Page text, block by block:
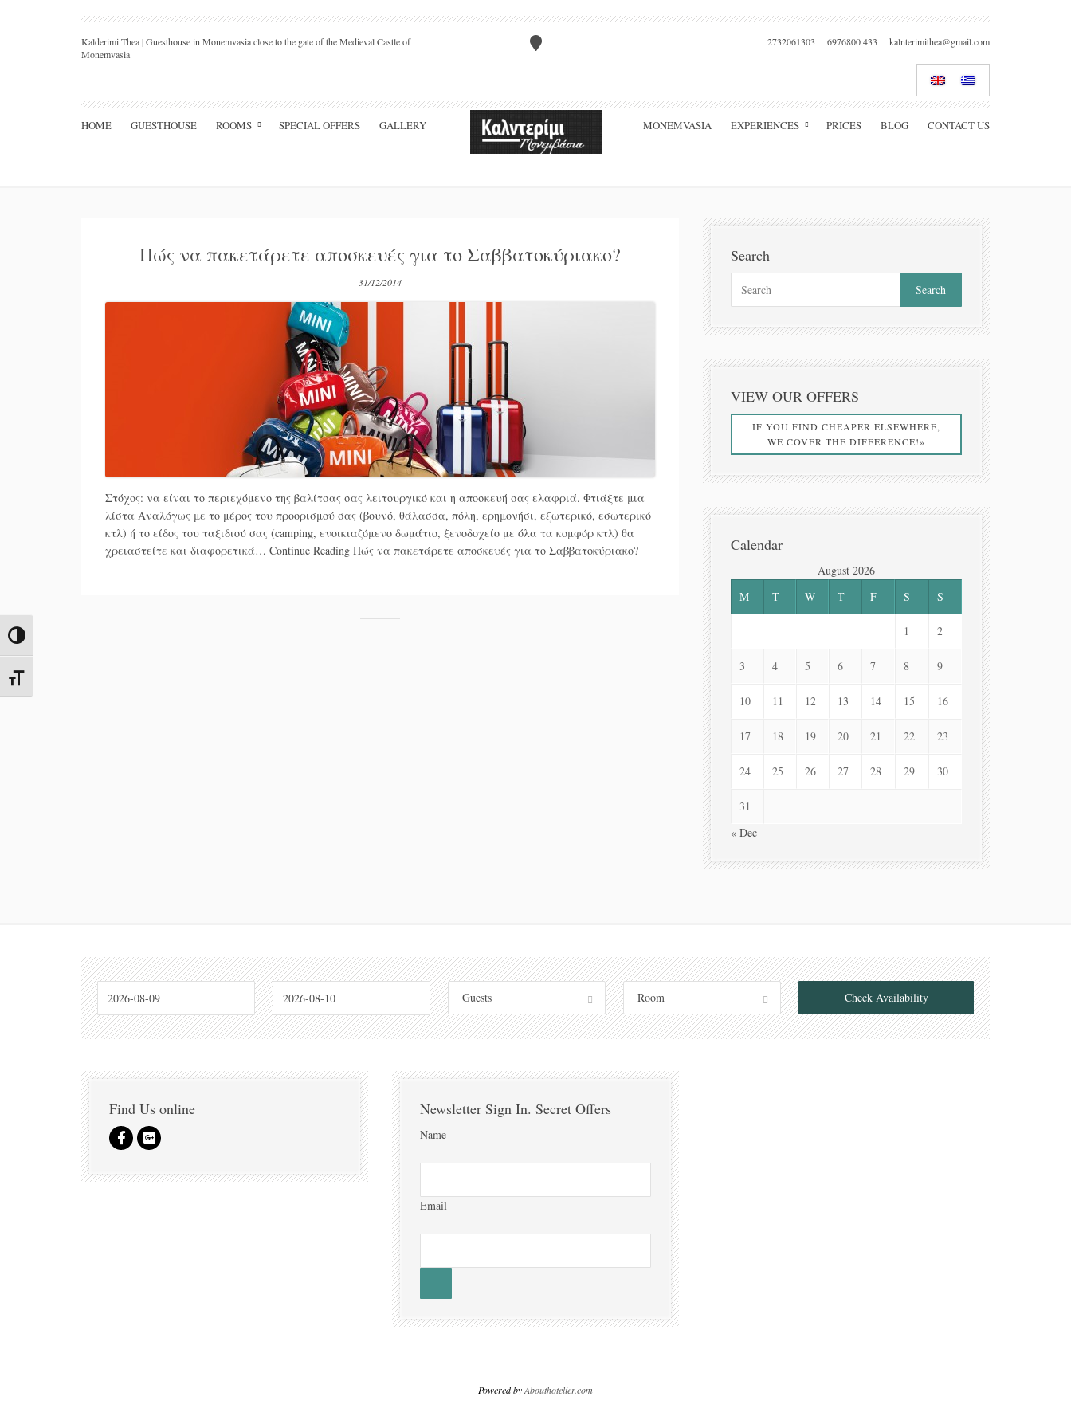
Toggle High Contrast
Toggle Font size
Kalderimi Thea | Guesthouse in Monemvasia close to the gate of the Medieval Castle of
Monemvasia
2732061303 6976800 433 kalnterimithea@gmail.com
HOME GUESTHOUSE ROOMS SPECIAL OFFERS GALLERY MONEMVASIA EXPERIENCES PRICES BLOG CONTACT US
Πώς να πακετάρετε αποσκευές για το Σαββατοκύριακο?
31/12/2014
Στόχος: να είναι το περιεχόμενο της βαλίτσας σας λειτουργικό και η αποσκευή σας ελαφριά. Φτιάξτε μια
λίστα Αναλόγως με το μέρος του προορισμού σας (βουνό, θάλασσα, πόλη, ερημονήσι, εξωτερικό, εσωτερικό
κτλ) ή το είδος του ταξιδιού σας (camping, ενοικιαζόμενο δωμάτιο, ξενοδοχείο με όλα τα κομφόρ κτλ) θα
χρειαστείτε και διαφορετικά… Continue Reading Πώς να πακετάρετε αποσκευές για το Σαββατοκύριακο?
Search
VIEW OUR OFFERS
IF YOU FIND CHEAPER ELSEWHERE,
WE COVER THE DIFFERENCE!»
Calendar
August 2026
M
T W T F S S
1 2
3 4 5 6 7 8 9
10 11 12 13 14 15 16
17 18 19 20 21 22 23
24 25 26 27 28 29 30
31
« Dec
Guests Room Check Availability
Find Us online Newsletter Sign In. Secret Offers
Name
Email
Powered byAbouthotelier.com